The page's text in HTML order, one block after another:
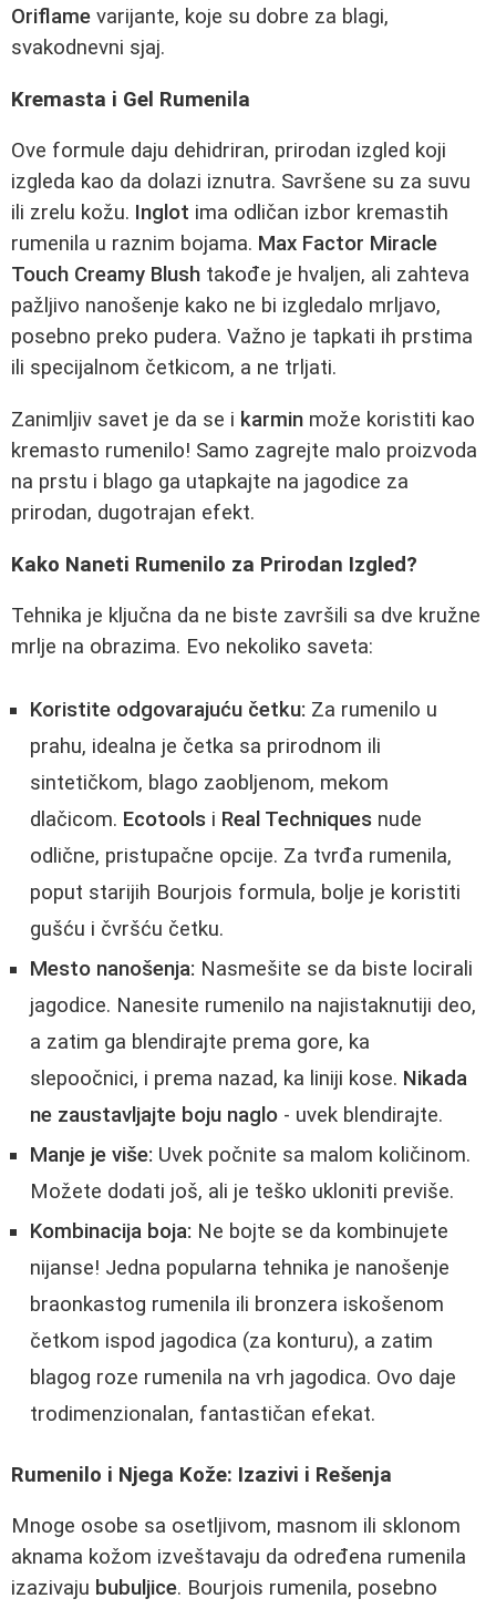
Oriflame varijante, koje su dobre za blagi,
svakodnevni sjaj.
Kremasta i Gel Rumenila
Ove formule daju dehidriran, prirodan izgled koji
izgleda kao da dolazi iznutra. Savršene su za suvu
ili zrelu kožu. Inglot ima odličan izbor kremastih
rumenila u raznim bojama. Max Factor Miracle
Touch Creamy Blush takođe je hvaljen, ali zahteva
pažljivo nanošenje kako ne bi izgledalo mrljavo,
posebno preko pudera. Važno je tapkati ih prstima
ili specijalnom četkicom, a ne trljati.
Zanimljiv savet je da se i karmin može koristiti kao
kremasto rumenilo! Samo zagrejte malo proizvoda
na prstu i blago ga utapkajte na jagodice za
prirodan, dugotrajan efekt.
Kako Naneti Rumenilo za Prirodan Izgled?
Tehnika je ključna da ne biste završili sa dve kružne
mrlje na obrazima. Evo nekoliko saveta:
Koristite odgovarajuću četku: Za rumenilo u
prahu, idealna je četka sa prirodnom ili
sintetičkom, blago zaobljenom, mekom
dlačicom. Ecotools i Real Techniques nude
odlične, pristupačne opcije. Za tvrđa rumenila,
poput starijih Bourjois formula, bolje je koristiti
gušću i čvršću četku.
Mesto nanošenja: Nasmešite se da biste locirali
jagodice. Nanesite rumenilo na najistaknutiji deo,
a zatim ga blendirajte prema gore, ka
slepoočnici, i prema nazad, ka liniji kose. Nikada
ne zaustavljajte boju naglo - uvek blendirajte.
Manje je više: Uvek počnite sa malom količinom.
Možete dodati još, ali je teško ukloniti previše.
Kombinacija boja: Ne bojte se da kombinujete
nijanse! Jedna popularna tehnika je nanošenje
braonkastog rumenila ili bronzera iskošenom
četkom ispod jagodica (za konturu), a zatim
blagog roze rumenila na vrh jagodica. Ovo daje
trodimenzionalan, fantastičan efekat.
Rumenilo i Njega Kože: Izazivi i Rešenja
Mnoge osobe sa osetljivom, masnom ili sklonom
aknama kožom izveštavaju da određena rumenila
izazivaju bubuljice. Bourjois rumenila, posebno